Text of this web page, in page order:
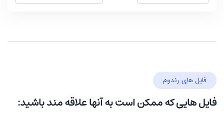
فایل های رندوم
فایل هایی که ممکن است به آنها علاقه مند باشید: